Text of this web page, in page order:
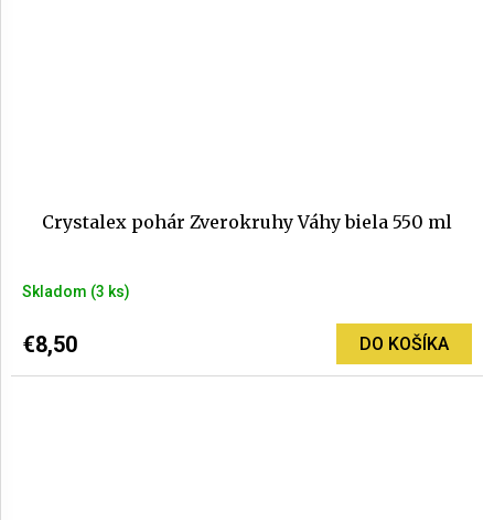
Crystalex pohár Zverokruhy Váhy biela 550 ml
Skladom (3 ks)
€8,50 DO KOŠÍKA